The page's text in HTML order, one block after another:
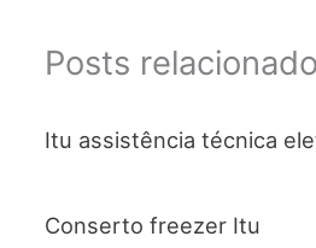
Posts
Itu assistência técnica
Conserto freezer Itu